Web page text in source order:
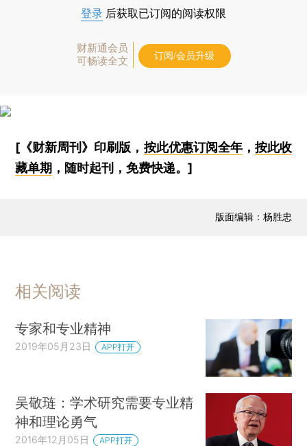
登录 后获取已订阅的阅读权限
财新通会员
可畅读全文
订阅/会员升级
[《财新周刊》印刷版， 按此优惠订阅全年， 按此收
藏单期 ，随时起刊，免费快递。]
版面编辑：杨胜忠
相关阅读
专家和专业精神
2019年05月23日 APP打开
吴敬琏：学术研究需要专业精
神和理论勇气
2016年12月05日 APP打开